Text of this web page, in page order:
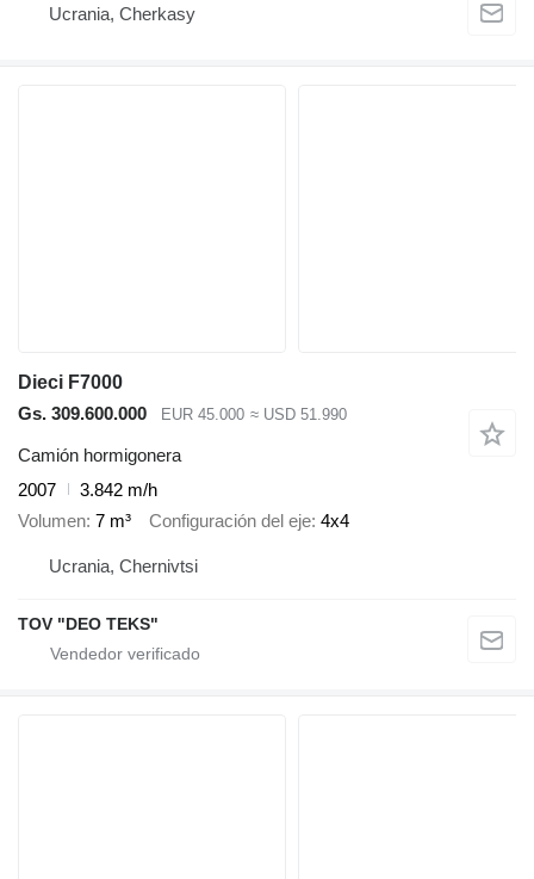
Ucrania, Cherkasy
Dieci F7000
Gs. 309.600.000
EUR 45.000 ≈ USD 51.990
Camión hormigonera
2007
3.842 m/h
Volumen 7 m³ Configuración del eje 4x4
Ucrania, Chernivtsi
TOV "DEO TEKS"